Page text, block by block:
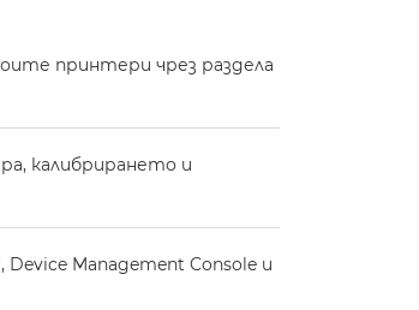
принтери чрез раздела
калибрирането и
Management Console и